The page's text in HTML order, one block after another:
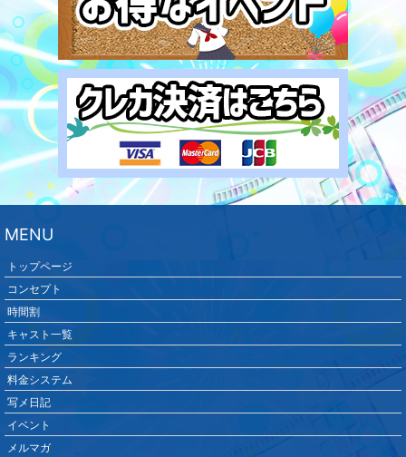
MENU
トップページ
コンセプト
時間割
キャスト一覧
ランキング
料金システム
写メ日記
イベント
メルマガ